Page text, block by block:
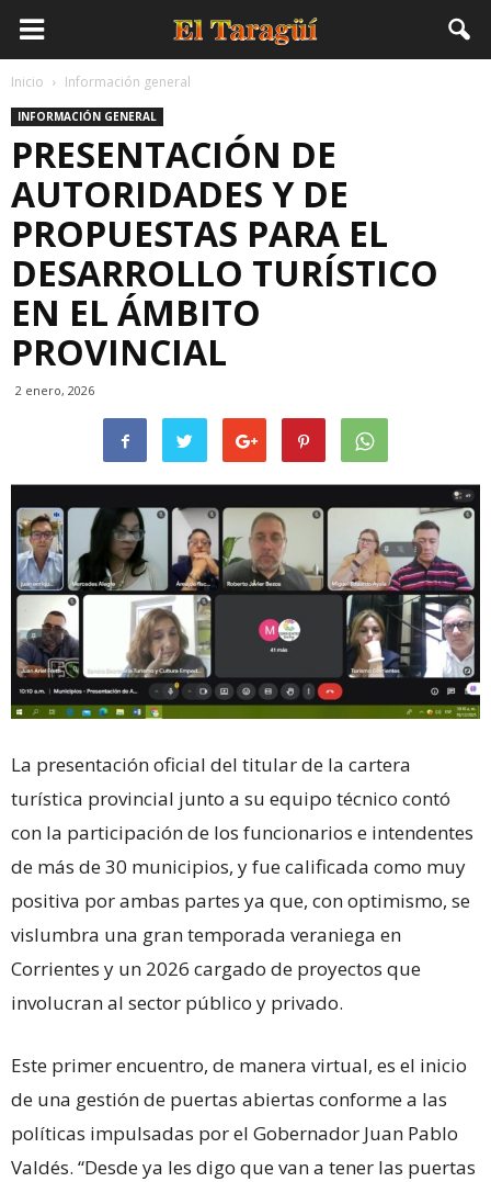
Inicio Información general
INFORMACIÓN GENERAL
PRESENTACIÓN DE
AUTORIDADES Y DE
PROPUESTAS PARA EL
DESARROLLO TURÍSTICO
EN EL ÁMBITO
PROVINCIAL
2 enero, 2026
La presentación oficial del titular de la cartera
turística provincial junto a su equipo técnico contó
con la participación de los funcionarios e intendentes
de más de 30 municipios, y fue calificada como muy
positiva por ambas partes ya que, con optimismo, se
vislumbra una gran temporada veraniega en
Corrientes y un 2026 cargado de proyectos que
involucran al sector público y privado.
Este primer encuentro, de manera virtual, es el inicio
de una gestión de puertas abiertas conforme a las
políticas impulsadas por el Gobernador Juan Pablo
Valdés. “Desde ya les digo que van a tener las puertas